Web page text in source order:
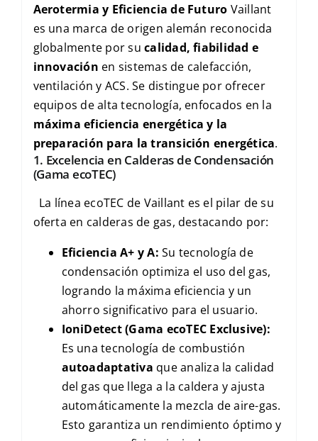
Aerotermia y Eficiencia de Futuro Vaillant
es una marca de origen alemán reconocida
globalmente por sucalidad, fiabilidad e
innovación en sistemas de calefacción,
ventilación y ACS. Se distingue por ofrecer
equipos de alta tecnología, enfocados en la
máxima eficiencia energética y la
preparación para la transición energética.
1. Excelencia en Calderas de Condensación
(Gama ecoTEC)
La línea ecoTEC de Vaillant es el pilar de su
oferta en calderas de gas, destacando por:
EficienciaA+ yA: Su tecnología de
condensación optimiza el uso del gas,
logrando la máxima eficiencia y un
ahorro significativo para el usuario.
IoniDetect(Gama ecoTEC Exclusive):
Es una tecnología de combustión
autoadaptativa que analiza la calidad
del gas que llega a la caldera y ajusta
automáticamente la mezcla de aire-gas.
Esto garantiza un rendimiento óptimo y